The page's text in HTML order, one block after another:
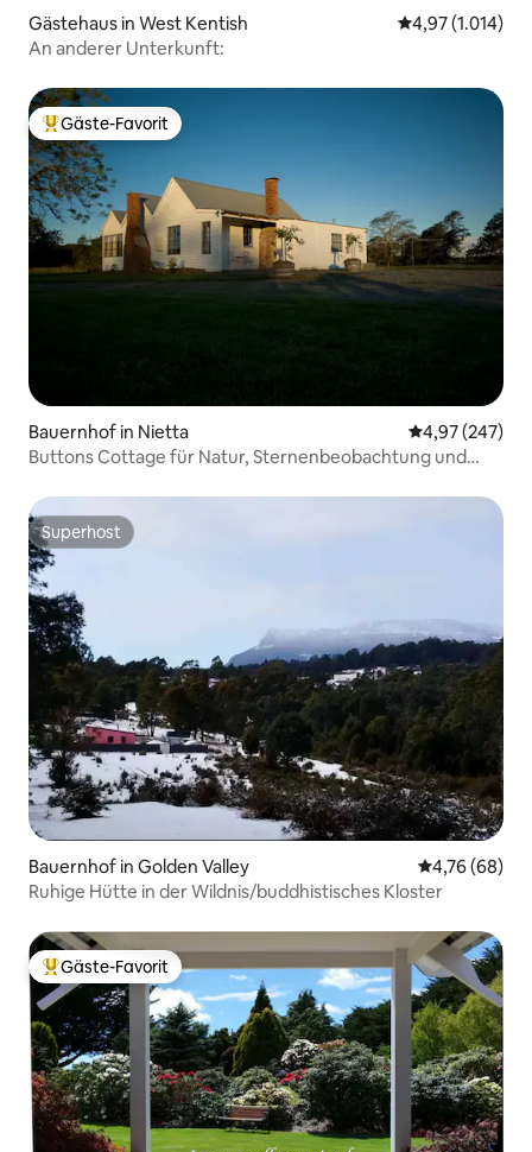
Gästehaus in West Kentish
4,97 (1.014)
An anderer Unterkunft:
Beliebter Gäste-Favorit.
Gäste-Favorit
Bauernhof in Nietta
4,97 (247)
Buttons Cottage für Natur, Sternenbeobachtung und
Superhost
Superhost
Bauernhof in Golden Valley
4,76 (68)
Ruhige Hütte in der Wildnis/buddhistisches Kloster
Beliebter Gäste-Favorit.
Gäste-Favorit